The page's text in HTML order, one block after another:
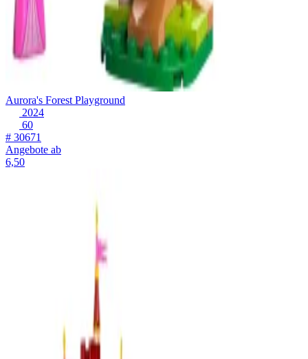
Aurora's Forest Playground
2024
60
# 30671
Angebote ab
6,50